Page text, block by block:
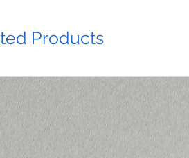
Products